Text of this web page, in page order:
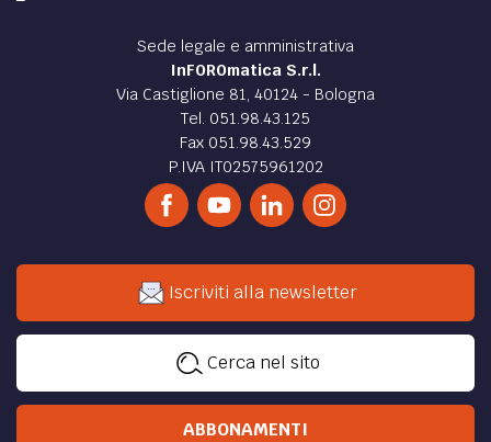
Sede legale e amministrativa
InFOROmatica S.r.l.
Via Castiglione 81, 40124 - Bologna
Tel. 051.98.43.125
Fax 051.98.43.529
P.IVA IT02575961202
Iscriviti alla newsletter
Cerca nel sito
ABBONAMENTI